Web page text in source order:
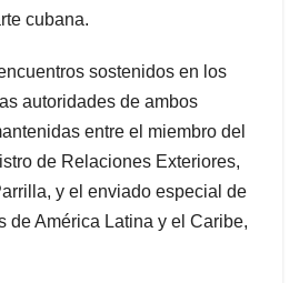
cubana.
sostenidos en los
autoridades de ambos
entre el miembro del
de Relaciones Exteriores,
y el enviado especial de
de América Latina y el Caribe,